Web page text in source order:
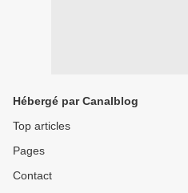
Hébergé par Canalblog
Top articles
Pages
Contact